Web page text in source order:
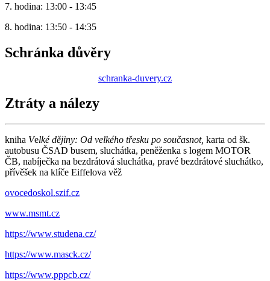
7. hodina: 13:00 - 13:45
8. hodina: 13:50 - 14:35
Schránka důvěry
schranka-duvery.cz
Ztráty a nálezy
kniha Velké dějiny: Od velkého třesku po současnot, karta od šk.
autobusu ČSAD busem, sluchátka, peněženka s logem MOTOR
ČB, nabíječka na bezdrátová sluchátka, pravé bezdrátové sluchátko,
přívěšek na klíče Eiffelova věž
ovocedoskol.szif.cz
www.msmt.cz
https://www.studena.cz/
https://www.masck.cz/
https://www.pppcb.cz/